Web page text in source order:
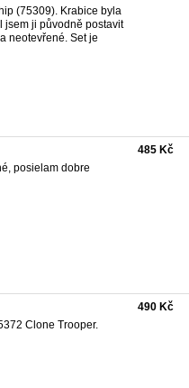
(75309). Krabice byla
jsem ji původně postavit
neotevřené. Set je
posielam dobre
485 Kč
Clone Trooper.
490 Kč